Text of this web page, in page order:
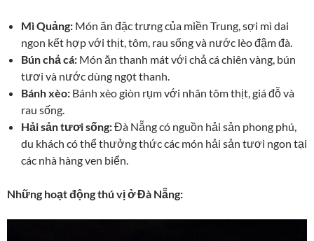
Mì Quảng: Món ăn đặc trưng của miền Trung, sợi mì dai
ngon kết hợp với thịt, tôm, rau sống và nước lèo đậm đà.
Bún chả cá: Món ăn thanh mát với chả cá chiên vàng, bún
tươi và nước dùng ngọt thanh.
Bánh xèo: Bánh xèo giòn rụm với nhân tôm thịt, giá đỗ và
rau sống.
Hải sản tươi sống:Đà Nẵng có nguồn hải sản phong phú,
du khách có thể thưởng thức các món hải sản tươi ngon tại
các nhà hàng ven biển.
Những hoạt động thú vị ở Đà Nẵng: